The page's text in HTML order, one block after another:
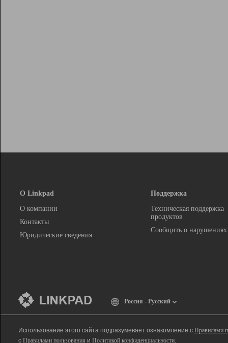
О Linkpad
О компании
Контакты
Юридические сведения
Поддержка
Техническая поддержка
продуктов
Сообщить о нарушениях
Россия - Русский
Использование этого сайта подразумевает ознакомление с Правилами
с Правилами пользования и Политикой конфиденциальности.